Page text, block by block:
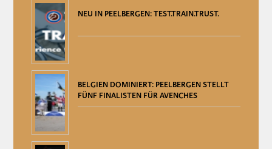
NEU IN PEELBERGEN: TEST.TRAIN.TRUST.
BELGIEN DOMINIERT: PEELBERGEN STELLT
FÜNF FINALISTEN FÜR AVENCHES